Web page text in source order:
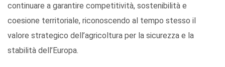
continuare a garantire competitività, sostenibilità e
coesione territoriale, riconoscendo al tempo stesso il
valore strategico dell’agricoltura per la sicurezza e la
stabilità dell’Europa.